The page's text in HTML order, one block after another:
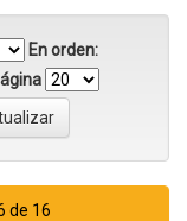
En orden:
de 16